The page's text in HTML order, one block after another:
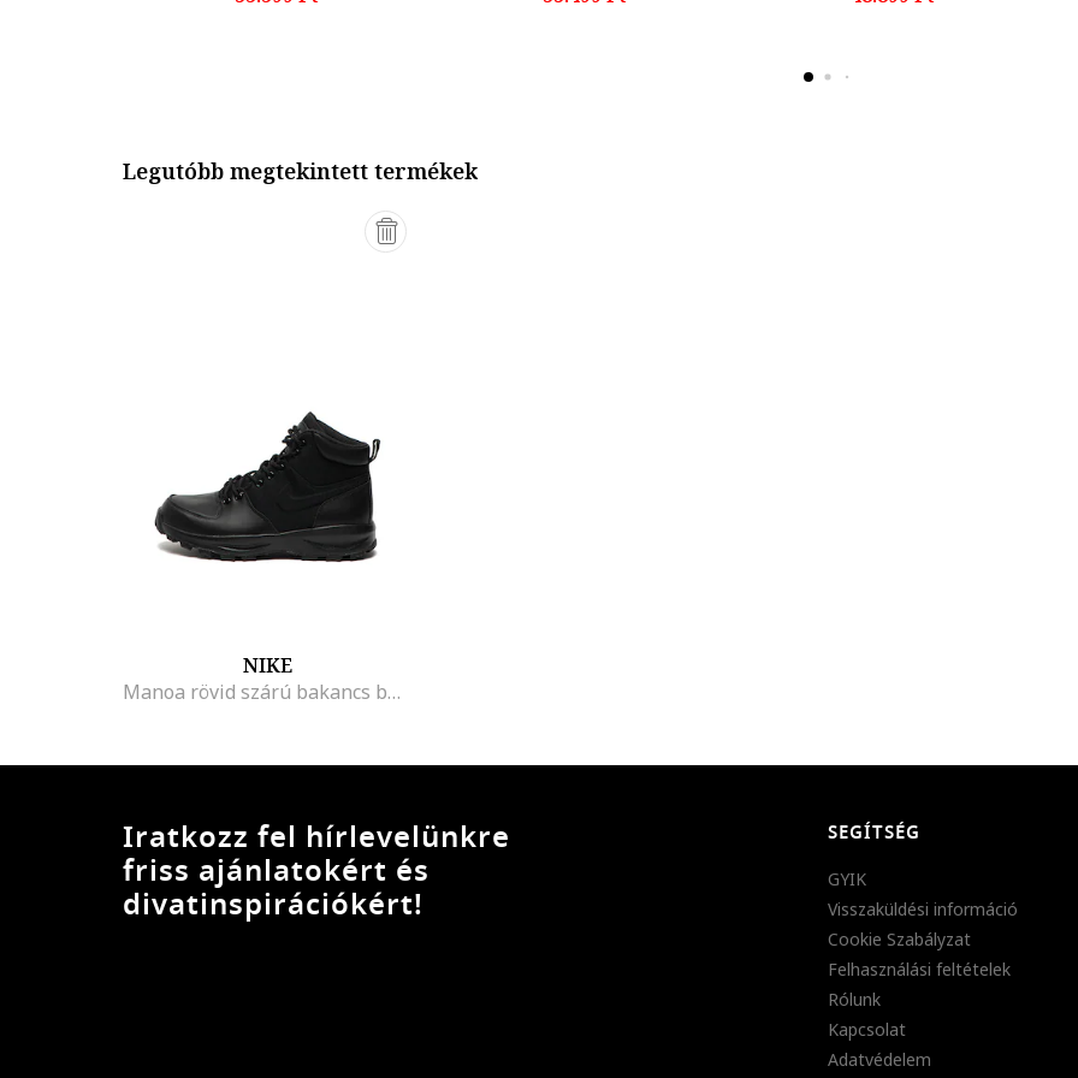
Legutóbb megtekintett termékek
NIKE
Manoa rövid szárú bakancs bőrbetétekkel
Iratkozz fel hírlevelünkre
friss ajánlatokért és
divatinspirációkért!
SEGÍTSÉG
GYIK
Visszaküldési információ
Cookie Szabályzat
Felhasználási feltételek
Rólunk
Kapcsolat
Adatvédelem